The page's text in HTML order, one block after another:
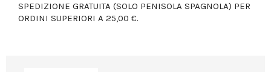
SPEDIZIONE GRATUITA (SOLO PENISOLA SPAGNOLA) PER
ORDINI SUPERIORI A 25,00 €.